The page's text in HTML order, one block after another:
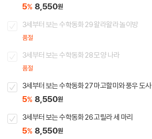
5% 8,550원
3세부터 보는 수학동화 29 왈라왈라 놀이방
품절
3세부터 보는 수학동화 28 모양 나라
품절
3세부터 보는 수학동화 27 마고할미와 풍우 도사
5% 8,550원
3세부터 보는 수학동화 26 고릴라 세 마리
5% 8,550원